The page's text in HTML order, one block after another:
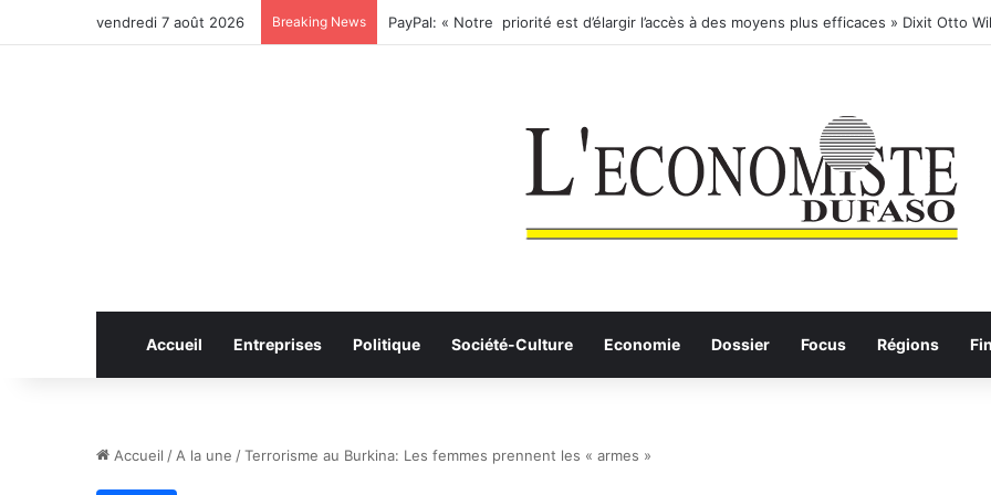
vendredi 7 août 2026 Breaking News
Accueil Entreprises Politique Société-Culture Economie Dossier Focus Régions
Accueil / A la une /Terrorisme au Burkina: Les femmes prennent les « armes »